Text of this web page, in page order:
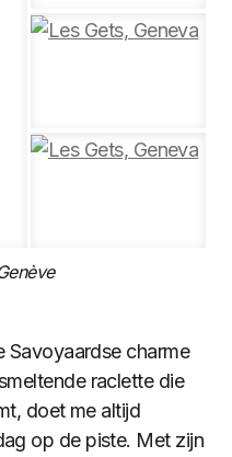
Savoyaardse charme
raclette die
doet me altijd
op de piste. Met zijn